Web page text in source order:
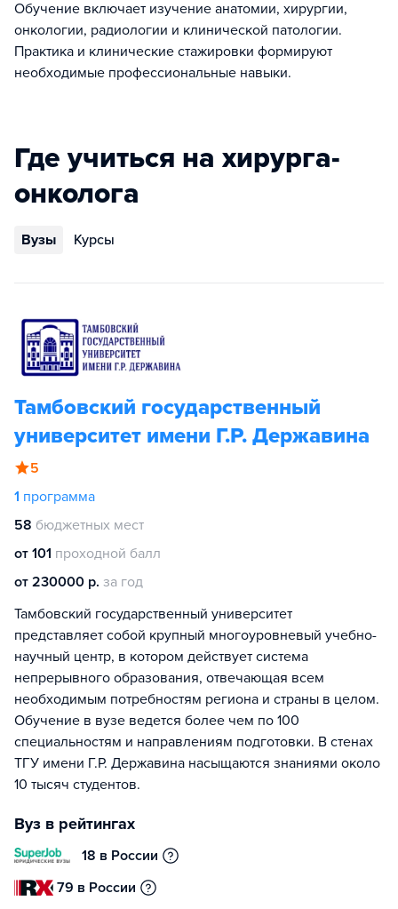
Обучение включает изучение анатомии, хирургии,
онкологии, радиологии и клинической патологии.
Практика и клинические стажировки формируют
необходимые профессиональные навыки.
Где учиться на хирурга-
онколога
Вузы Курсы
Тамбовский государственный
университет имени Г.Р. Державина
5
1 программа
58 бюджетных мест
от 101 проходной балл
от 230000 р. за год
Тамбовский государственный университет
представляет собой крупный многоуровневый учебно-
научный центр, в котором действует система
непрерывного образования, отвечающая всем
необходимым потребностям региона и страны в целом.
Обучение в вузе ведется более чем по 100
специальностям и направлениям подготовки. В стенах
ТГУ имени Г.Р. Державина насыщаются знаниями около
10 тысяч студентов.
Вуз в рейтингах
18 в России
79 в России